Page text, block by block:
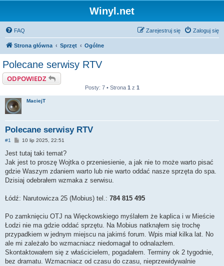
Winyl.net
FAQ Zaloguj się
Zarejestruj się
Strona główna Sprzęt Ogólne
Polecane serwisy RTV
ODPOWIEDZ
Posty: 7 • Strona 1 z 1
MaciejT
Polecane serwisy RTV
#1
P
s
10 lip 2025, 22:51
Jest tutaj taki temat?
Jak jest to proszę Wojtka o przeniesienie, a jak nie to może warto pisać
gdzie Waszym zdaniem warto lub nie warto oddać nasze sprzęta do spa.
Dzisiaj odebrałem wzmaka z serwisu.
Łódź: Narutowicza 25 (Mobius) tel.: 784 815 495
Po zamknięciu OTJ na Więckowskiego myślałem że kaplica i w Mieście
Łodzi nie ma gdzie oddać sprzętu. Na Mobius natknąłem się trochę
przypadkiem w jednym miejscu na jakimś forum. Wpis miał kilka lat. No
ale mi zależało bo wzmacniacz niedomagał to odnalazłem.
Skontaktowałem się z właścicielem, pogadałem. Terminy ok 2 tygodnie,
bez dramatu. Wzmacniacz od czasu do czasu, nieprzewidywalnie